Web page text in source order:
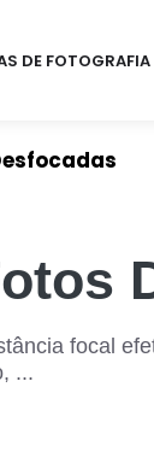
DE FOTOGRAFIA
focal
...